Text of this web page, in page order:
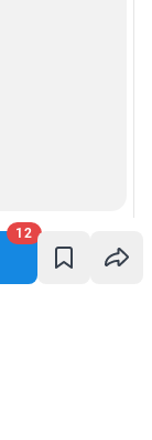
12